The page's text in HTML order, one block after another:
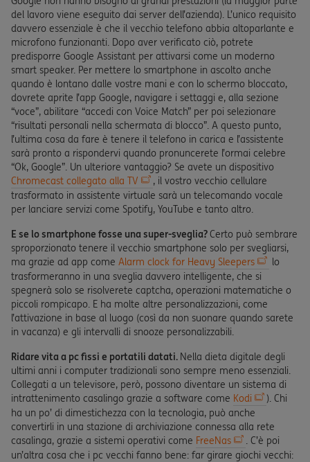
del lavoro viene eseguito dai server dell’azienda). L’unico requisito
davvero essenziale è che il vecchio telefono abbia altoparlante e
microfono funzionanti. Dopo aver verificato ciò, potrete
predisporre Google Assistant per attivarsi come un moderno
smart speaker. Per mettere lo smartphone in ascolto anche
quando è lontano dalle vostre mani e con lo schermo bloccato,
dovrete aprite l’app Google, navigare i settaggi e, alla sezione
“voce”, abilitare “accedi con Voice Match” per poi selezionare
“risultati personali nella schermata di blocco”. A questo punto,
l’ultima cosa da fare è tenere il telefono in carica e l’assistente
sarà pronto a rispondervi quando pronuncerete l’ormai celebre
“Ok, Google”. Un ulteriore vantaggio? Se avete un dispositivo
Chromecast collegato alla TV
, il vostro vecchio cellulare
trasformato in assistente virtuale sarà un telecomando vocale
per lanciare servizi come Spotify, YouTube e tanto altro.
E se lo smartphone fosse una super-sveglia?Certo può sembrare
sproporzionato tenere il vecchio smartphone solo per svegliarsi,
ma grazie ad app come Alarm clock for Heavy Sleepers
lo
trasformeranno in una sveglia davvero intelligente, che si
spegnerà solo se risolverete captcha, operazioni matematiche o
piccoli rompicapo. E ha molte altre personalizzazioni, come
l’attivazione in base al luogo (così da non suonare quando sarete
in vacanza) e gli intervalli di snooze personalizzabili.
Ridare vita a pc fissi e portatili datati. Nella dieta digitale degli
ultimi anni i computer tradizionali sono sempre meno essenziali.
Collegati a un televisore, però, possono diventare un sistema di
intrattenimento casalingo grazie a software come Kodi
). Chi
ha un po’ di dimestichezza con la tecnologia, può anche
convertirli in una stazione di archiviazione connessa alla rete
casalinga, grazie a sistemi operativi come FreeNas
. C’è poi
un’altra cosa che i pc vecchi fanno bene: far girare giochi vecchi: